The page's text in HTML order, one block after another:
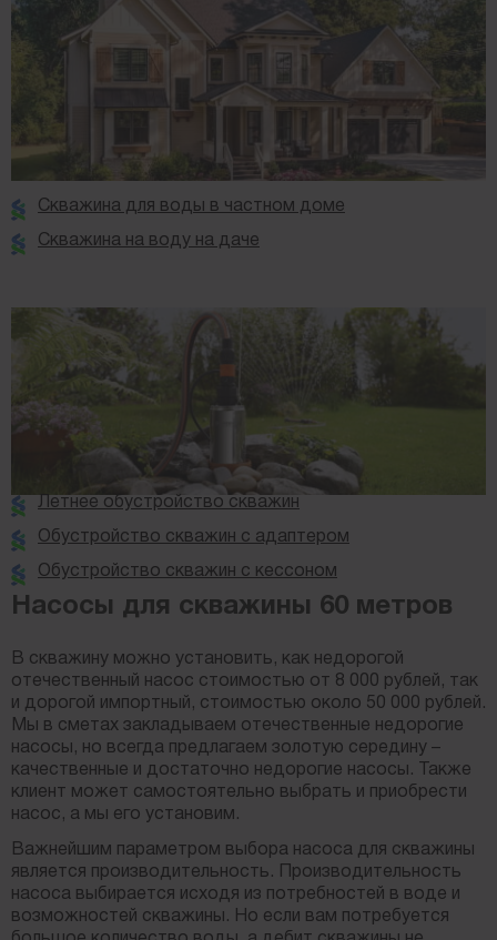
Скважина для воды в частном доме
Скважина на воду на даче
Летнее обустройство скважин
Обустройство скважин с адаптером
Обустройство скважин с кессоном
Насосы для скважины 60 метров
В скважину можно установить, как недорогой
отечественный насос стоимостью от 8 000 рублей, так
и дорогой импортный, стоимостью около 50 000 рублей.
Мы в сметах закладываем отечественные недорогие
насосы, но всегда предлагаем золотую середину –
качественные и достаточно недорогие насосы. Также
клиент может самостоятельно выбрать и приобрести
насос, а мы его установим.
Важнейшим параметром выбора насоса для скважины
является производительность. Производительность
насоса выбирается исходя из потребностей в воде и
возможностей скважины. Но если вам потребуется